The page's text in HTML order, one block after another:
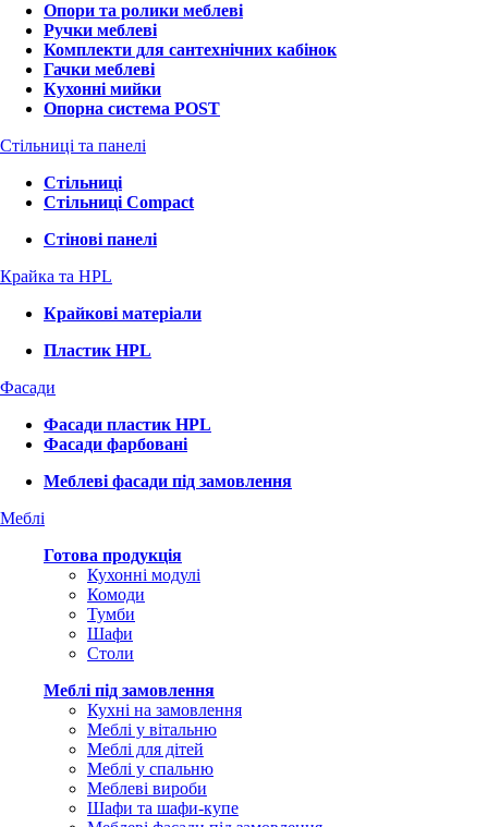
Опори та ролики меблеві
Ручки меблеві
Комплекти для сантехнічних кабінок
Гачки меблеві
Кухонні мийки
Опорна система POST
Стільниці та панелі
Стільниці
Стільниці Compact
Стінові панелі
Крайка та HPL
Крайкові матеріали
Пластик HPL
Фасади
Фасади пластик HPL
Фасади фарбовані
Меблеві фасади під замовлення
Меблі
Готова продукція
Кухонні модулі
Комоди
Тумби
Шафи
Столи
Меблі під замовлення
Кухні на замовлення
Меблі у вітальню
Меблі для дітей
Меблі у спальню
Меблеві вироби
Шафи та шафи-купе